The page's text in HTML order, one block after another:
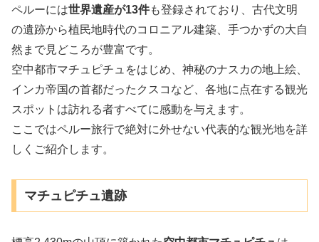
ペルーには世界遺産が13件も登録されており、古代文明
の遺跡から植民地時代のコロニアル建築、手つかずの大自
然まで見どころが豊富です。
空中都市マチュピチュをはじめ、神秘のナスカの地上絵、
インカ帝国の首都だったクスコなど、各地に点在する観光
スポットは訪れる者すべてに感動を与えます。
ここではペルー旅行で絶対に外せない代表的な観光地を詳
しくご紹介します。
マチュピチュ遺跡